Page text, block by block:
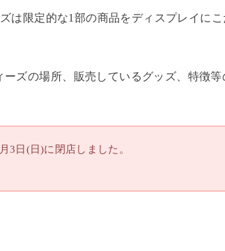
は限定的な1部の商品をディスプレイにこ
ズの場所、販売しているグッズ、特徴等
3日(日)に閉店しました。